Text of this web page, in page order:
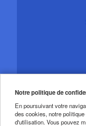
Notre politique de
En poursuivant votre
des cookies, notre
d'utilisation. Vous pouvez